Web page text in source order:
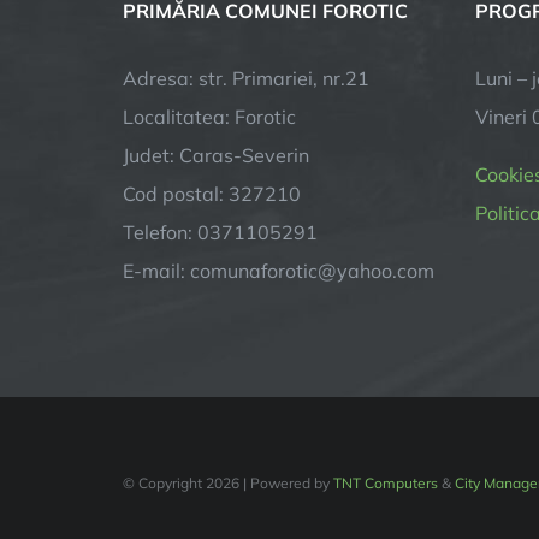
PRIMĂRIA COMUNEI FOROTIC
Adresa: str. Primariei, nr.21
Localitatea: Forotic
Judet: Caras-Severin
Cod postal: 327210
Telefon: 0371105291
E-mail: comunaforotic@yahoo.com
Luni –
Vineri
© Copyright 2026 | Powered by TNT Computers & City